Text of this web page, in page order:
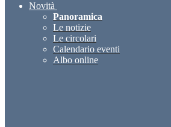
Novità
Panoramica
Le notizie
Le circolari
Calendario eventi
Albo online